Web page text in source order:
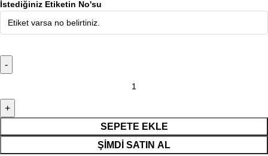
İstediğiniz Etiketin No'su
SEPETE EKLE
ŞIMDI SATIN AL